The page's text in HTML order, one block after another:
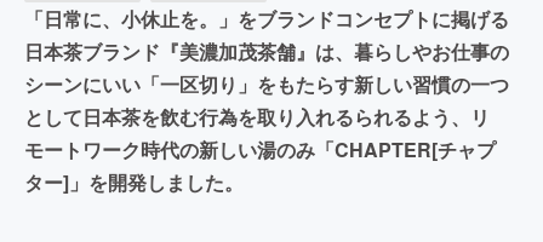
「日常に、小休止を。」をブランドコンセプトに掲げる
日本茶ブランド『美濃加茂茶舗』は、暮らしやお仕事の
シーンにいい「一区切り」をもたらす新しい習慣の一つ
として日本茶を飲む行為を取り入れるられるよう、リ
モートワーク時代の新しい湯のみ「CHAPTER[チャプ
ター]」を開発しました。